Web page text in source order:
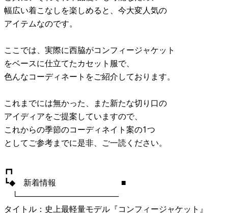
幅広い着こなしを楽しめると、今大変人気の
アイテムなのです。
ここでは、実際に西脇がコンフィージャケット
をベースに仕立てたカセット服で、
色んなコーディネートをご紹介しております。
これまでには無かった、また新たな切り口の
アイディアをご提案していますので、
これからの季節のコーディネイト案の1つ
としてご参考までに是非、ご一読ください。
┏┓
┗◆ 新着情報 ■
└──────────────────
タイトル：史上最軽量モデル『コンフィージャケット』